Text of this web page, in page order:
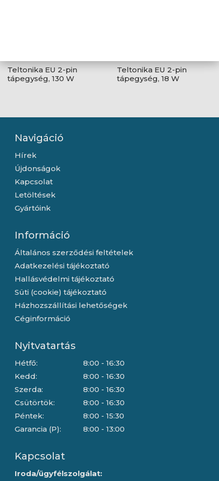
Teltonika EU 2-pin
tápegység, 130 W
Teltonika EU 2-pin
tápegység, 18 W
Navigáció
Hírek
Újdonságok
Kapcsolat
Letöltések
Gyártóink
Információ
Általános szerződési feltételek
Adatkezelési tájékoztató
Hallásvédelmi tájékoztató
Süti (cookie) tájékoztató
Házhozszállítási lehetőségek
Céginformáció
Nyitvatartás
Hétfő:
Kedd:
Szerda:
Csütörtök:
Péntek:
Garancia (P):
8:00 - 16:30
8:00 - 16:30
8:00 - 16:30
8:00 - 16:30
8:00 - 15:30
8:00 - 13:00
Kapcsolat
Iroda/ügyfélszolgálat: